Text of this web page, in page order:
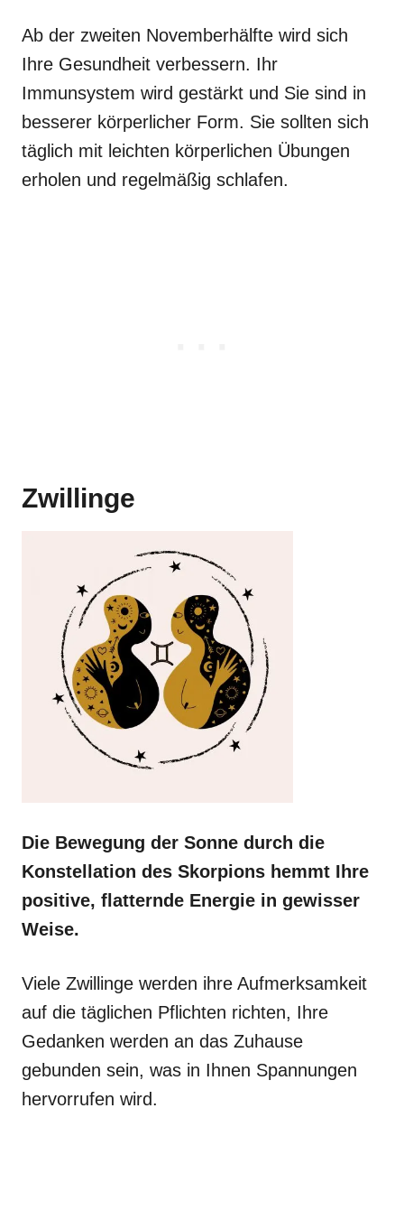
Ab der zweiten Novemberhälfte wird sich
Ihre Gesundheit verbessern. Ihr
Immunsystem wird gestärkt und Sie sind in
besserer körperlicher Form. Sie sollten sich
täglich mit leichten körperlichen Übungen
erholen und regelmäßig schlafen.
Zwillinge
Die Bewegung der Sonne durch die
Konstellation des Skorpions hemmt Ihre
positive, flatternde Energie in gewisser
Weise.
Viele Zwillinge werden ihre Aufmerksamkeit
auf die täglichen Pflichten richten, Ihre
Gedanken werden an das Zuhause
gebunden sein, was in Ihnen Spannungen
hervorrufen wird.